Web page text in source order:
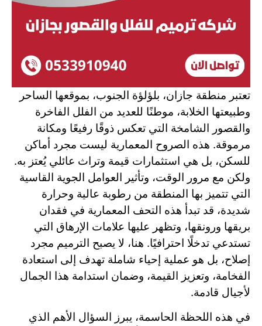
تعتبر منطقة جازان، بلؤلؤة الجنوب، بموقعها الساحر
وطبيعتها الخلابة، موطنًا للعديد من الفلل الفاخرة
والقصور الشامخة التي تعكس ذوقًا رفيعًا ومكانة
مرموقة. هذه الصروح المعمارية ليست مجرد أماكن
للسكن، بل هي استثمارات قيمة وتراث عائلي يُعتز به.
ولكن مع مرور الوقت، وتأثير العوامل الجوية القاسية
التي تتميز بها المنطقة من رطوبة عالية وحرارة
شديدة، قد تبدأ هذه التحف المعمارية في فقدان
بريقها ورونقها، وتظهر عليها علامات الإرهاق التي
تستدعي تدخلًا احترافيًا. هنا، لا يصبح الترميم مجرد
إصلاح، بل هو عملية إحياء شاملة تهدف إلى استعادة
الفخامة، وتعزيز القيمة، وضمان استدامة هذا الجمال
لأجيال قادمة.
في هذه اللحظة الحاسمة، يبرز السؤال الأهم الذي